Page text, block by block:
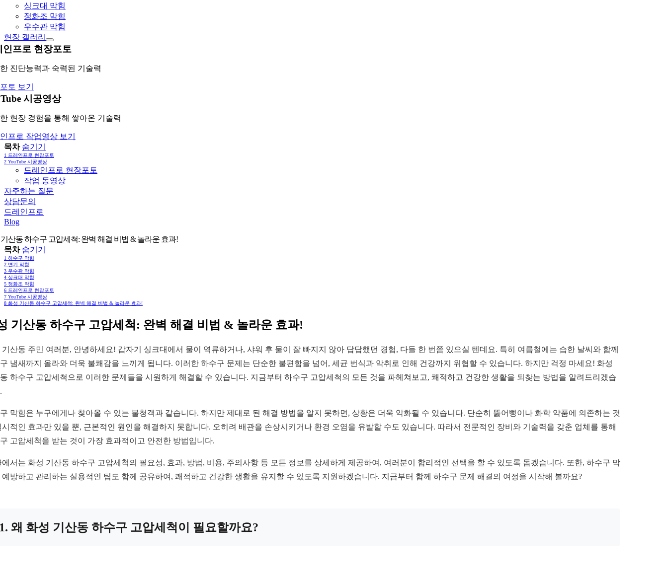
싱크대 막힘
정화조 막힘
우수관 막힘
현장 갤러리
인프로 현장포토
진단능력과 숙력된 기술력
토 보기
시공영상
현장 경험을 통해 쌓아온 기술력
프로 작업영상 보기
목차 숨기기
1 드레인프로 현장포토
2 YouTube 시공영상
드레인프로 현장포토
작업 동영상
자주하는 질문
상담문의
드레인프로
Blog
산동 하수구 고압세척: 완벽 해결 비법 & 놀라운 효과!
목차 숨기기
1 하수구 막힘
2 변기 막힘
3 우수관 막힘
4 싱크대 막힘
5 정화조 막힘
6 드레인프로 현장포토
7 YouTube 시공영상
8 화성 기산동 하수구 고압세척: 완벽 해결 비법 & 놀라운 효과!
기산동 하수구 고압세척: 완벽 해결 비법 & 놀라운 효과!
기산동 주민 여러분, 안녕하세요! 갑자기 싱크대에서 물이 역류하거나, 샤워 후 물이 잘 빠지지 않아 답답했던 경험, 다들 한 번쯤 있으실 텐데요. 특히 여름철에는 습한 날씨와 함께
냄새까지 올라와 더욱 불쾌감을 느끼게 됩니다. 이러한 하수구 문제는 단순한 불편함을 넘어, 세균 번식과 악취로 인해 건강까지 위협할 수 있습니다. 하지만 걱정 마세요! 화성
하수구 고압세척으로 이러한 문제들을 시원하게 해결할 수 있습니다. 지금부터 하수구 고압세척의 모든 것을 파헤쳐보고, 쾌적하고 건강한 생활을 되찾는 방법을 알려드리겠습
막힘은 누구에게나 찾아올 수 있는 불청객과 같습니다. 하지만 제대로 된 해결 방법을 알지 못하면, 상황은 더욱 악화될 수 있습니다. 단순히 뚫어뻥이나 화학 약품에 의존하는 것
시적인 효과만 있을 뿐, 근본적인 원인을 해결하지 못합니다. 오히려 배관을 손상시키거나 환경 오염을 유발할 수도 있습니다. 따라서 전문적인 장비와 기술력을 갖춘 업체를 통해
고압세척을 받는 것이 가장 효과적이고 안전한 방법입니다.
에서는 화성 기산동 하수구 고압세척의 필요성, 효과, 방법, 비용, 주의사항 등 모든 정보를 상세하게 제공하여, 여러분이 합리적인 선택을 할 수 있도록 돕겠습니다. 또한, 하수구 막
예방하고 관리하는 실용적인 팁도 함께 공유하여, 쾌적하고 건강한 생활을 유지할 수 있도록 지원하겠습니다. 지금부터 함께 하수구 문제 해결의 여정을 시작해 볼까요?
왜 화성 기산동 하수구 고압세척이 필요할까요?